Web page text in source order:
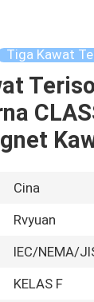
Tiga Kawat
Cina
Rvyuan
IEC/NEMA/
KELAS F